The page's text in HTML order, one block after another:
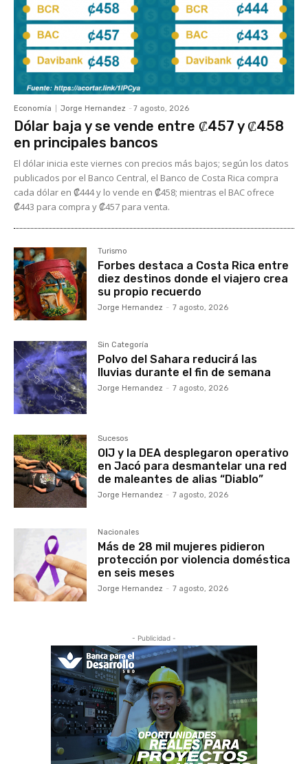
Economía Jorge Hernandez - 7 agosto, 2026
Dólar baja y se vende entre ₡457 y ₡458
en principales bancos
El dólar inicia este viernes con precios más bajos; según los datos
publicados por el Banco Central, el Banco de Costa Rica compra
cada dólar en ₡444 y lo vende en ₡458; mientras el BAC ofrece
₡443 para compra y ₡457 para venta.
Turismo
Forbes destaca a Costa Rica entre
diez destinos donde el viajero crea
su propio recuerdo
Jorge Hernandez - 7 agosto, 2026
Sin Categoría
Polvo del Sahara reducirá las
lluvias durante el fin de semana
Jorge Hernandez - 7 agosto, 2026
Sucesos
OIJ y la DEA desplegaron operativo
en Jacó para desmantelar una red
de maleantes de alias “Diablo”
Jorge Hernandez - 7 agosto, 2026
Nacionales
Más de 28 mil mujeres pidieron
protección por violencia doméstica
en seis meses
Jorge Hernandez - 7 agosto, 2026
- Publicidad -